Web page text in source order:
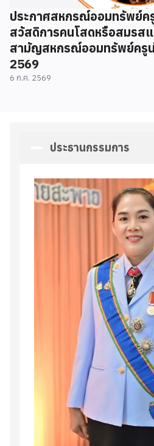
ประกาศสหกรณ์ออมทรัพย์ค
สวัสดิการคนโสดหรือสมรส
สามัญสหกรณ์ออมทรัพย์ครูน่
2569
6 ก.ค. 2569
ประธานกรรมการ